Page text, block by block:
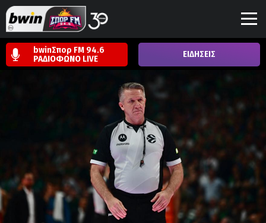
bwinΣπορ FM 94.6
ΡΑΔΙΟΦΩΝΟ LIVE ΕΙΔΗΣΕΙΣ